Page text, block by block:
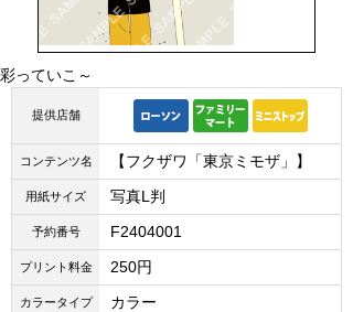
彩っていこ～
提供店舗
コンテンツ名 【フクザワ「東京ミモザ」】
用紙サイズ 写真L判
予約番号 F2404001
プリント料金 250円
カラータイプ カラー